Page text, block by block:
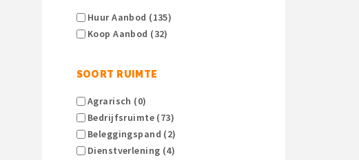
Huur Aanbod (135)
Koop Aanbod (32)
SOORT RUIMTE
Agrarisch (0)
Bedrijfsruimte (73)
Beleggingspand (2)
Dienstverlening (4)